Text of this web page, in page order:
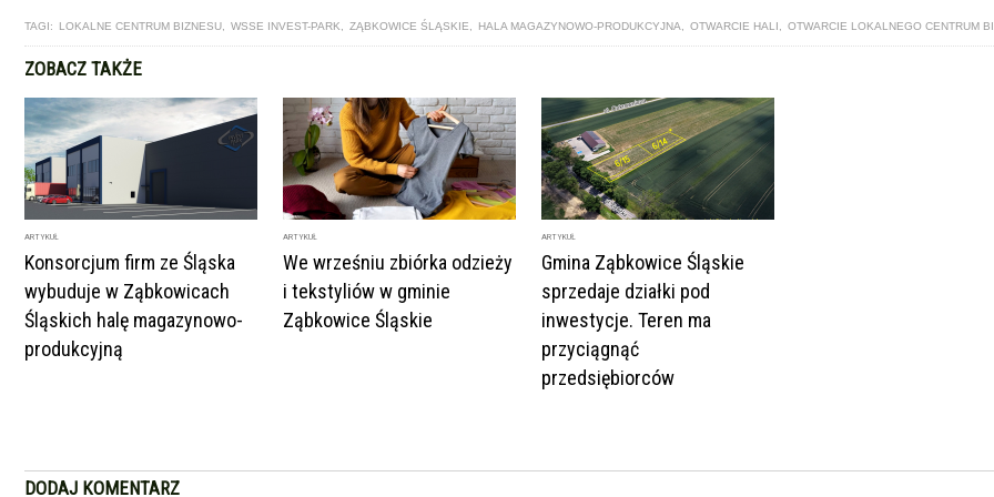
TAGI: LOKALNE CENTRUM BIZNESU WSSE INVEST-PARK ZĄBKOWICE ŚLĄSKIE HALA MAGAZYNOWO-PRODUKCYJNA OTWARCIE HALI OTWARCIE LOKALNEGO CENTRUM
ZOBACZ TAKŻE
ARTYKUŁ
Konsorcjum firm ze Śląska
wybuduje w Ząbkowicach
Śląskich halę magazynowo-
produkcyjną
ARTYKUŁ
We wrześniu zbiórka odzieży
i tekstyliów w gminie
Ząbkowice Śląskie
ARTYKUŁ
Gmina Ząbkowice Śląskie
sprzedaje działki pod
inwestycje. Teren ma
przyciągnąć
przedsiębiorców
DODAJ KOMENTARZ